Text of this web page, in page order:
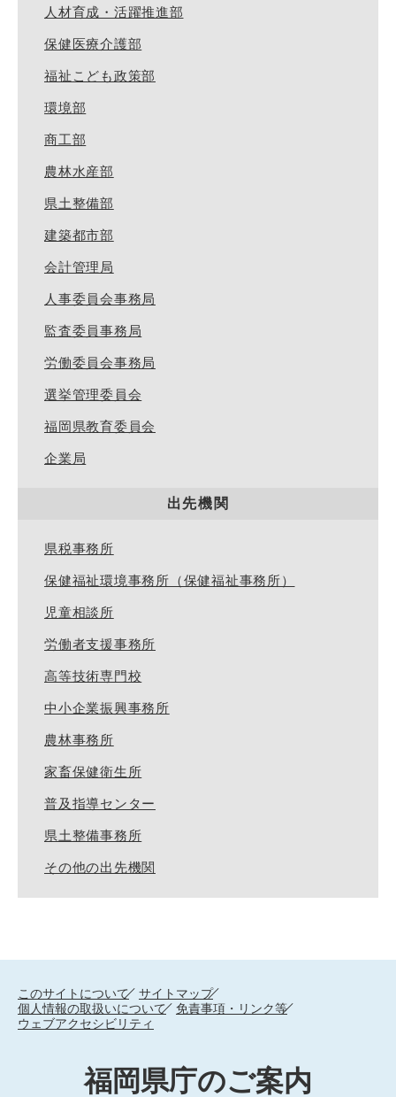
人材育成・活躍推進部
保健医療介護部
福祉こども政策部
環境部
商工部
農林水産部
県土整備部
建築都市部
会計管理局
人事委員会事務局
監査委員事務局
労働委員会事務局
選挙管理委員会
福岡県教育委員会
企業局
出先機関
県税事務所
保健福祉環境事務所（保健福祉事務所）
児童相談所
労働者支援事務所
高等技術専門校
中小企業振興事務所
農林事務所
家畜保健衛生所
普及指導センター
県土整備事務所
その他の出先機関
このサイトについて
サイトマップ
個人情報の取扱いについて
免責事項・リンク等
ウェブアクセシビリティ
福岡県庁のご案内